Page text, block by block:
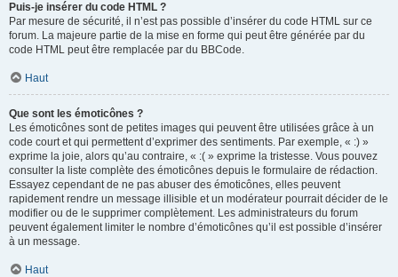
Puis-je insérer du code HTML ?
Par mesure de sécurité, il n’est pas possible d’insérer du code HTML sur ce
forum. La majeure partie de la mise en forme qui peut être générée par du
code HTML peut être remplacée par du BBCode.
Haut
Que sont les émoticônes ?
Les émoticônes sont de petites images qui peuvent être utilisées grâce à un
code court et qui permettent d’exprimer des sentiments. Par exemple, « :) »
exprime la joie, alors qu’au contraire, « :( » exprime la tristesse. Vous pouvez
consulter la liste complète des émoticônes depuis le formulaire de rédaction.
Essayez cependant de ne pas abuser des émoticônes, elles peuvent
rapidement rendre un message illisible et un modérateur pourrait décider de le
modifier ou de le supprimer complètement. Les administrateurs du forum
peuvent également limiter le nombre d’émoticônes qu’il est possible d’insérer
à un message.
Haut